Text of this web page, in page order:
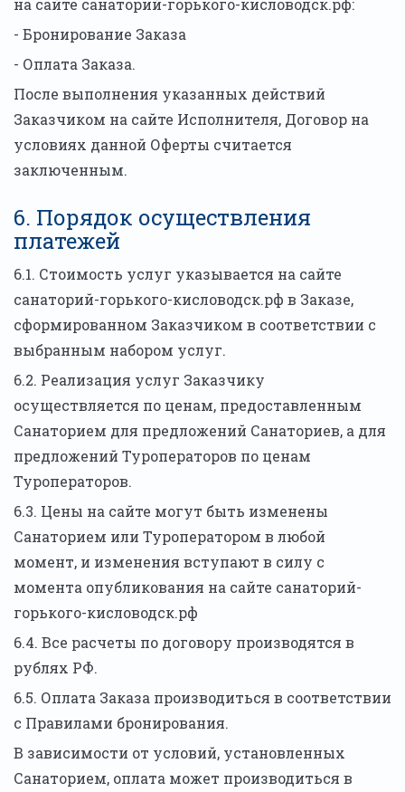
на сайте санаторий-горького-кисловодск.рф:
- Бронирование Заказа
- Оплата Заказа.
После выполнения указанных действий
Заказчиком на сайте Исполнителя, Договор на
условиях данной Оферты считается
заключенным.
6. Порядок осуществления
платежей
6.1. Стоимость услуг указывается на сайте
санаторий-горького-кисловодск.рф в Заказе,
сформированном Заказчиком в соответствии с
выбранным набором услуг.
6.2. Реализация услуг Заказчику
осуществляется по ценам, предоставленным
Санаторием для предложений Санаториев, а для
предложений Туроператоров по ценам
Туроператоров.
6.3. Цены на сайте могут быть изменены
Санаторием или Туроператором в любой
момент, и изменения вступают в силу с
момента опубликования на сайте санаторий-
горького-кисловодск.рф
6.4. Все расчеты по договору производятся в
рублях РФ.
6.5. Оплата Заказа производиться в соответствии
с Правилами бронирования.
В зависимости от условий, установленных
Санаторием, оплата может производиться в